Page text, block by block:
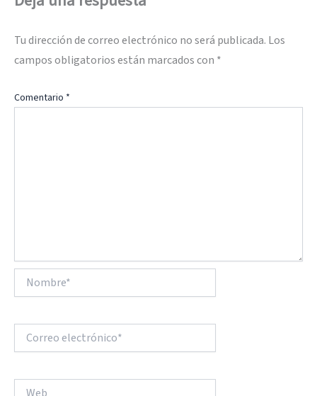
Tu dirección de correo electrónico no será publicada. Los
campos obligatorios están marcados con *
Comentario *
electrónico*